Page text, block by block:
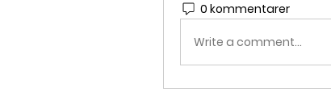
0 kommentarer
Write a comment...